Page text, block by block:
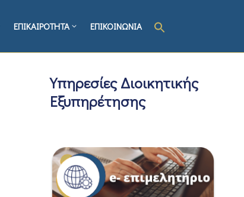
ΕΠΙΚΑΙΡΟΤΗΤΑ ΕΠΙΚΟΙΝΩΝΙΑ
Υπηρεσίες Διοικητικής
Εξυπηρέτησης